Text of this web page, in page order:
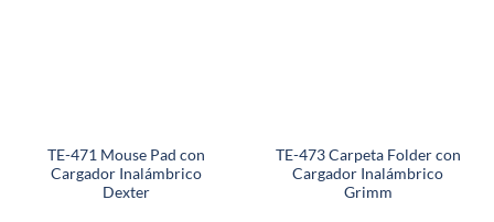
TE-471 Mouse Pad con
Cargador Inalámbrico
Dexter
TE-473 Carpeta Folder con
Cargador Inalámbrico
Grimm